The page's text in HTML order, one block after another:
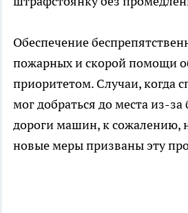
Обеспечение
пожарных и скорой помощи
приоритетом. Случаи, когда
мог добраться до места из-
дороги машин, к сожалению,
новые меры призваны эту